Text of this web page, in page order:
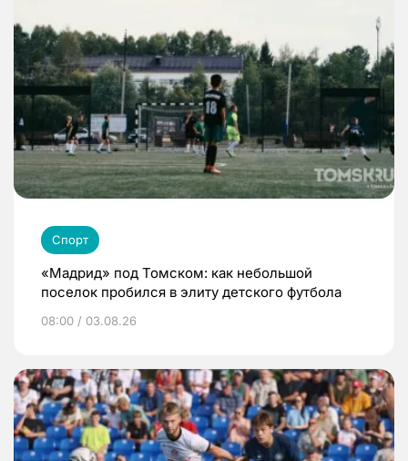
Спорт
«Мадрид» под Томском: как небольшой
поселок пробился в элиту детского футбола
08:00 / 03.08.26